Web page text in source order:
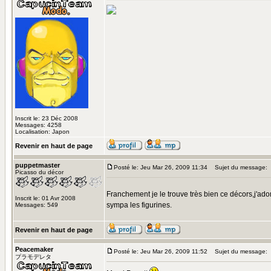
Inscrit le: 23 Déc 2008
Messages: 4258
Localisation: Japon
Revenir en haut de page
puppetmaster
Picasso du décor
Inscrit le: 01 Avr 2008
Messages: 549
Posté le: Jeu Mar 26, 2009 11:34 Sujet du message:
Franchement je le trouve très bien ce
sympa les figurines.
Revenir en haut de page
Peacemaker
プラモデレタ
Posté le: Jeu Mar 26, 2009 11:52 Sujet du message: